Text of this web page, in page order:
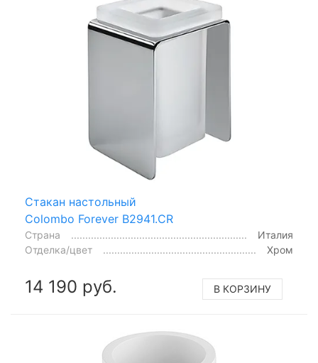
Стакан настольный
Colombo Forever B2941.CR
Страна
Италия
Отделка/цвет
Хром
14 190 руб. В КОРЗИНУ